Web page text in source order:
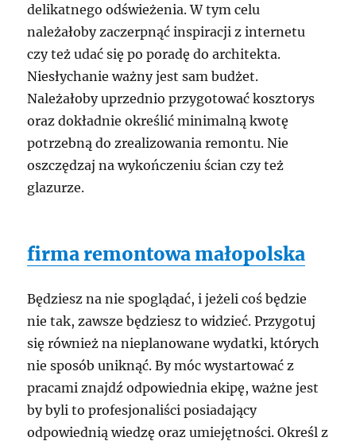
delikatnego odświeżenia. W tym celu
należałoby zaczerpnąć inspiracji z internetu
czy też udać się po poradę do architekta.
Niesłychanie ważny jest sam budżet.
Należałoby uprzednio przygotować kosztorys
oraz dokładnie określić minimalną kwotę
potrzebną do zrealizowania remontu. Nie
oszczędzaj na wykończeniu ścian czy też
glazurze.
firma remontowa małopolska
Będziesz na nie spoglądać, i jeżeli coś będzie
nie tak, zawsze będziesz to widzieć. Przygotuj
się również na nieplanowane wydatki, których
nie sposób uniknąć. By móc wystartować z
pracami znajdź odpowiednia ekipę, ważne jest
by byli to profesjonaliści posiadający
odpowiednią wiedzę oraz umiejętności. Określ z